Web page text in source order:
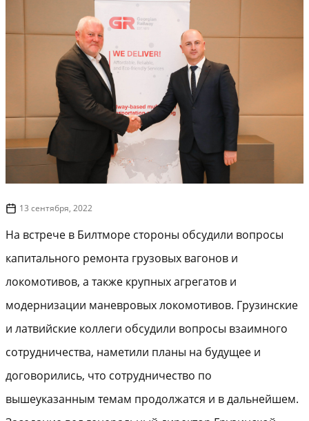
13 сентября, 2022
На встрече в Билтморе стороны обсудили вопросы
капитального ремонта грузовых вагонов и
локомотивов, а также крупных агрегатов и
модернизации маневровых локомотивов. Грузинские
и латвийские коллеги обсудили вопросы взаимного
сотрудничества, наметили планы на будущее и
договорились, что сотрудничество по
вышеуказанным темам продолжатся и в дальнейшем.